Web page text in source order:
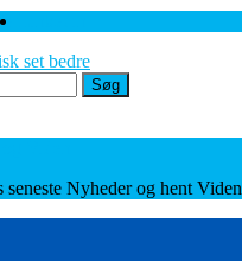
set bedre
Søg
Nyheder og hent Viden